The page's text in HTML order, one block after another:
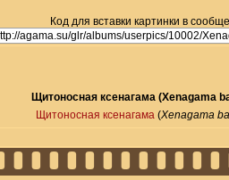
Код для вставки картинки в
Щитоносная ксенагама (Xenagama
Щитоносная ксенагама (Xenagama